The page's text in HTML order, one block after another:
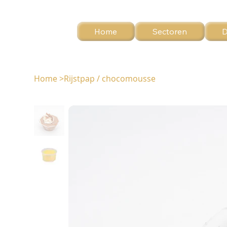
Home Sectoren
Home>Rijstpap / chocomousse